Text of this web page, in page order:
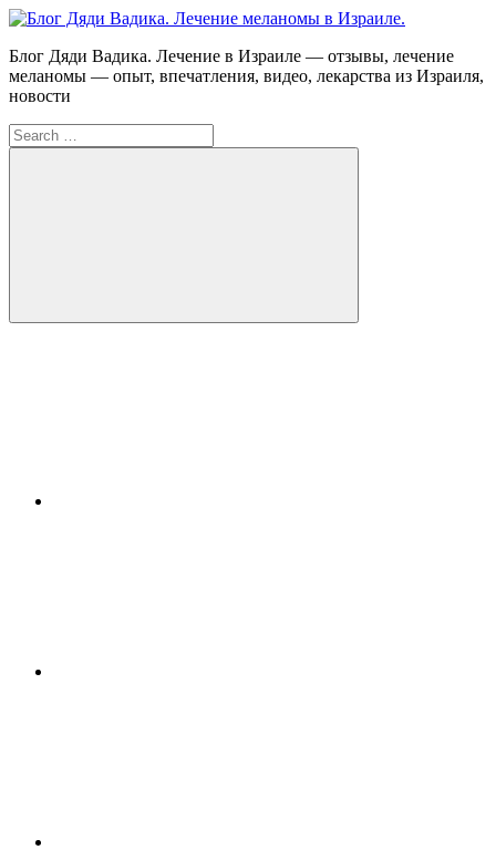
Skip
content
Блог
Дяди
Вадика.
меланомы
в
Блог Дяди Вадика. Лечение в Израиле — отзывы, лечение
меланомы — опыт, впечатления, видео, лекарства из Израиля,
новости
Search
for:
Search